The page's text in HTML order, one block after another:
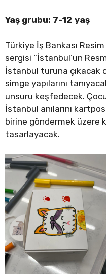
Yaş grubu: 7-12 yaş
Türkiye İş Bankası
sergisi “İstanbul’un
İstanbul turuna çıkacak
simge yapılarını
unsuru keşfedecek.
İstanbul anılarını
birine göndermek üzere
tasarlayacak.